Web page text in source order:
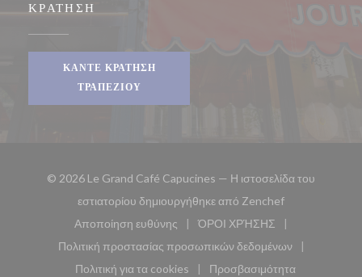
ΚΡΆΤΗΣΗ
ΚΆΝΤΕ ΚΡΆΤΗΣΗ
ΤΡΑΠΕΖΙΟΎ
© 2026 Le Grand Café Capucines — Η ιστοσελίδα του
εστιατορίου δημιουργήθηκε από Zenchef((ανοίγει σε
Αποποίηση ευθύνης
((ανοίγει σε νέο παράθυρο))
ΌΡΟΙ ΧΡΉΣΗΣ
((ανοίγει σε νέο
Πολιτική προστασίας προσωπικών δεδομένων
((ανοίγει σε νέο παράθυρο))
Πολιτική για τα cookies
Προσβασιμότητα